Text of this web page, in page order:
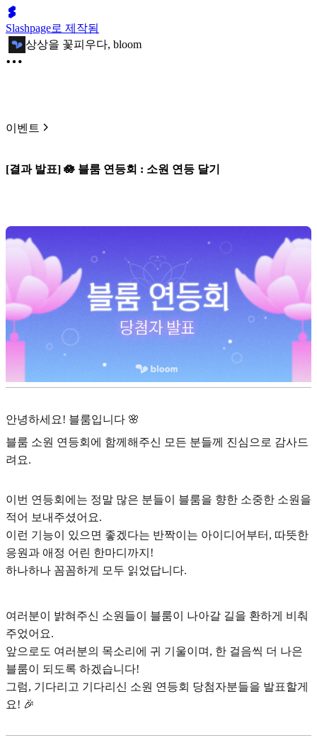
Slashpage로 제작됨
상상을 꽃피우다, bloom
이벤트
[결과 발표] 🪷 블룸 연등회 : 소원 연등 달기
안녕하세요! 블룸입니다 🌸
블룸 소원 연등회에 함께해주신 모든 분들께 진심으로 감사드
려요.
이번 연등회에는 정말 많은 분들이 블룸을 향한 소중한 소원을
적어 보내주셨어요.
이런 기능이 있으면 좋겠다는 반짝이는 아이디어부터, 따뜻한
응원과 애정 어린 한마디까지!
하나하나 꼼꼼하게 모두 읽었답니다.
여러분이 밝혀주신 소원들이 블룸이 나아갈 길을 환하게 비춰
주었어요.
앞으로도 여러분의 목소리에 귀 기울이며, 한 걸음씩 더 나은
블룸이 되도록 하겠습니다!
그럼, 기다리고 기다리신 소원 연등회 당첨자분들을 발표할게
요! 🎉